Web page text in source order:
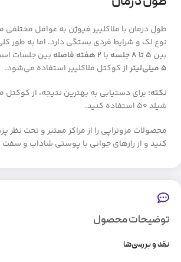
طول درمان با ملاکلییر فیوژن به عوامل مختلفی
نوع لک و شرایط فردی بستگی دارد. اما به طور
بین ۵ تا ۸ جلسه با ۲ هفته فاصله بین جلسات
۵ میلی‌لیتر
از کوکتل ملاکلییر استفاده می‌شود.
نکته: برای دستیابی به بهترین نتیجه، از کوکتل
شیلد ۵۰ استفاده کنید.
محصولات مزوتراپی را از مراکز معتبر و تحت
کنید و از رازهای جوانی با پوستی شاداب و سفت
توضیحات محصول
نقد و بررسی‌ها